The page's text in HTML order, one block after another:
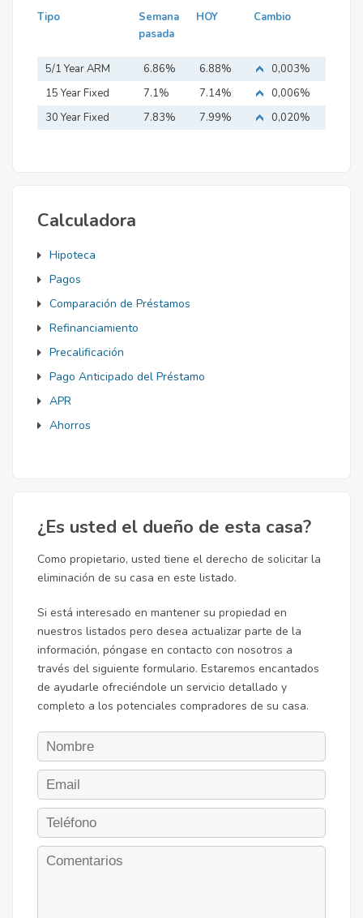
Tipo
Semana
pasada
HOY Cambio
5/1 Year ARM 6.86% 6.88%
0,003%
15 Year Fixed
Mortgage
7.1% 7.14%
0,006%
30 Year Fixed
7.83% 7.99% 0,020%
Calculadora
Hipoteca
Pagos
Comparación de Préstamos
Refinanciamiento
Precalificación
Pago Anticipado del Préstamo
APR
Ahorros
¿Es usted el dueño de esta casa?
Como propietario, usted tiene el derecho de solicitar la
eliminación de su casa en este listado.
Si está interesado en mantener su propiedad en
nuestros listados pero desea actualizar parte de la
información, póngase en contacto con nosotros a
través del siguiente formulario. Estaremos encantados
de ayudarle ofreciéndole un servicio detallado y
completo a los potenciales compradores de su casa.